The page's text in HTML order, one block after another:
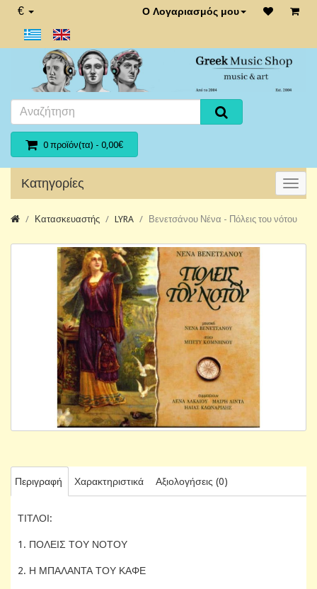
€ Ο Λογαριασμός μου
0 προϊόν(τα) - 0,00€
Κατηγορίες
Κατασκευαστής LYRA Βενετσάνου Νένα - Πόλεις του νότου
Περιγραφή Χαρακτηριστικά Αξιολογήσεις (0)
ΤΙΤΛΟΙ:
1. ΠΟΛΕΙΣ ΤΟΥ ΝΟΤΟΥ
2. Η ΜΠΑΛΑΝΤΑ ΤΟΥ ΚΑΦΕ